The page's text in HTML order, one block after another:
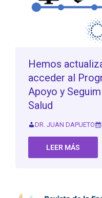
Hemos
acceder al
Apoyo y
Salud
DR. JUAN DAPUETO
LEER MÁS